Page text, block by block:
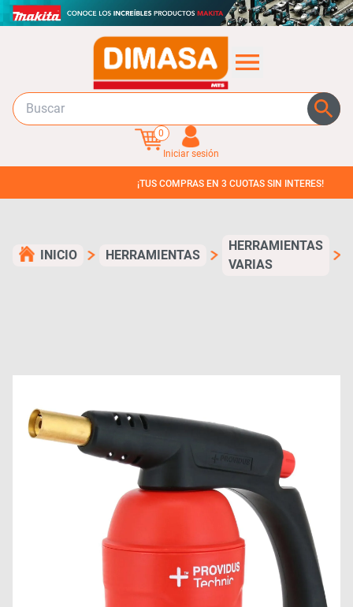
0
Iniciar sesión
¡TUS COMPRAS EN 3 CUOTAS SIN INTERES!
INICIO HERRAMIENTAS
HERRAMIENTAS
VARIAS